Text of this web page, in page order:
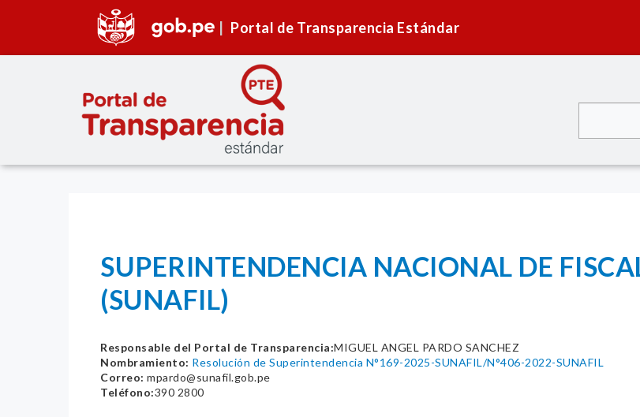
Portal de Transparencia Estándar
SUPERINTENDENCIA NACIONAL DE
(SUNAFIL)
Responsable del Portal de Transparencia:MIGUEL ANGEL PARDO SANCHEZ
Nombramiento: Resolución de Superintendencia N°169-2025-SUNAFIL/N°406-2022-SUNAFIL
Correo: mpardo@sunafil.gob.pe
Teléfono:390 2800